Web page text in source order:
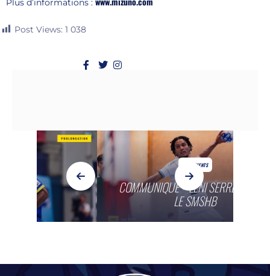
Plus d’informations :
Post Views: 1 038
COMMUNIQUÉ – LÉNI SERRE REJOINT
LE SMSHB